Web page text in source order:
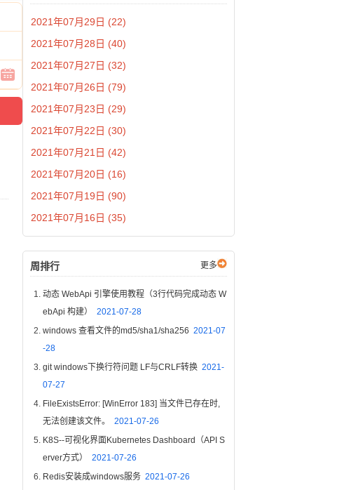
2021年07月29日 (22)
2021年07月28日 (40)
2021年07月27日 (32)
2021年07月26日 (79)
2021年07月23日 (29)
2021年07月22日 (30)
2021年07月21日 (42)
2021年07月20日 (16)
2021年07月19日 (90)
2021年07月16日 (35)
周排行 更多
动态 WebApi 引擎使用教程（3行代码完成动态 W
ebApi 构建） 2021-07-28
windows 查看文件的md5/sha1/sha256 2021-07
-28
git windows下换行符问题 LF与CRLF转换 2021-
07-27
FileExistsError: [WinError 183] 当文件已存在时,
无法创建该文件。 2021-07-26
K8S--可视化界面Kubernetes Dashboard（API S
erver方式） 2021-07-26
Redis安装成windows服务 2021-07-26